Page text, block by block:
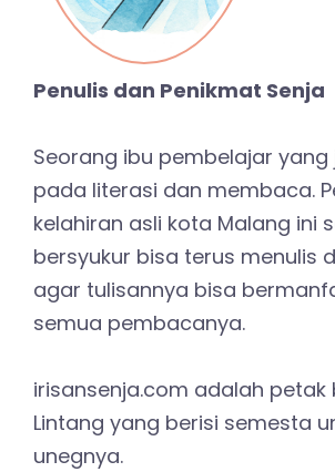
Penulis dan Penikmat Senja
Seorang ibu pembelajar
pada literasi dan membaca.
kelahiran asli kota Malang ini
bersyukur bisa terus menulis
agar tulisannya bisa
semua pembacanya.
irisansenja.com adalah petak
Lintang yang berisi semesta
unegnya.